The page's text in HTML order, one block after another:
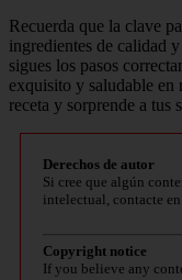
Recuerda que la clave
ingredientes de calidad
sigues los pasos
exquisito y saludable en
receta y sorprende a tus
Derechos de autor
Si cree que algún
intelectual, contacte en
Copyright notice
If you believe any